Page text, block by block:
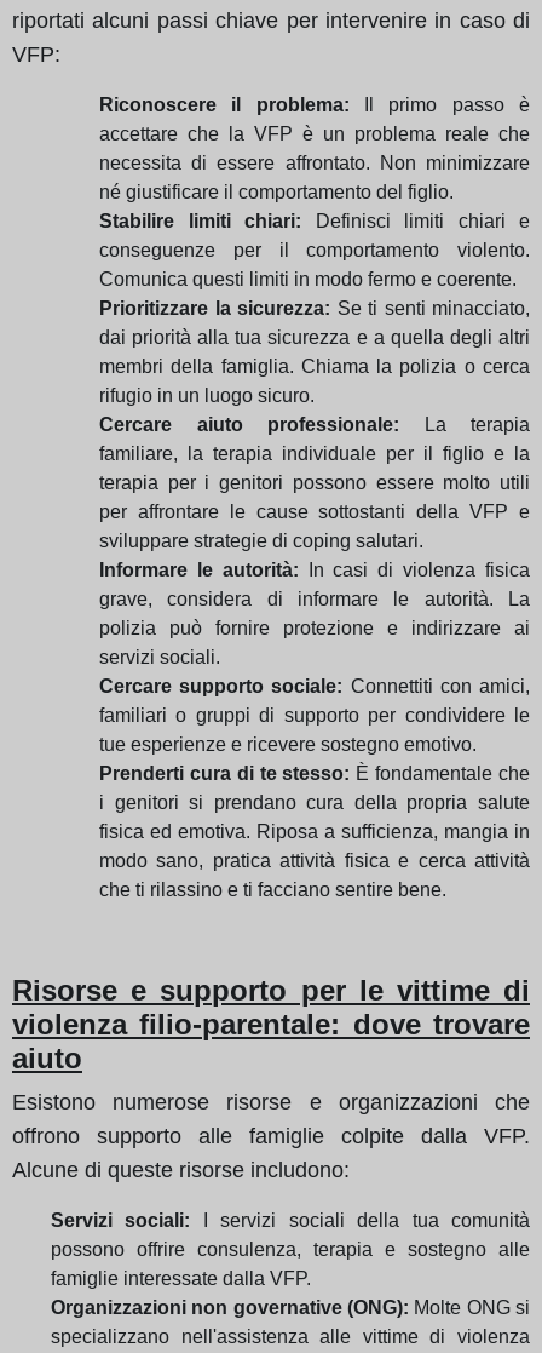
riportati alcuni passi chiave per intervenire in caso di
VFP:
Riconoscere il problema: Il primo passo è
accettare che la VFP è un problema reale che
necessita di essere affrontato. Non minimizzare
né giustificare il comportamento del figlio.
Stabilire limiti chiari: Definisci limiti chiari e
conseguenze per il comportamento violento.
Comunica questi limiti in modo fermo e coerente.
Prioritizzare la sicurezza: Se ti senti minacciato,
dai priorità alla tua sicurezza e a quella degli altri
membri della famiglia. Chiama la polizia o cerca
rifugio in un luogo sicuro.
Cercare aiuto professionale: La terapia
familiare, la terapia individuale per il figlio e la
terapia per i genitori possono essere molto utili
per affrontare le cause sottostanti della VFP e
sviluppare strategie di coping salutari.
Informare le autorità: In casi di violenza fisica
grave, considera di informare le autorità. La
polizia può fornire protezione e indirizzare ai
servizi sociali.
Cercare supporto sociale: Connettiti con amici,
familiari o gruppi di supporto per condividere le
tue esperienze e ricevere sostegno emotivo.
Prenderti cura di te stesso: È fondamentale che
i genitori si prendano cura della propria salute
fisica ed emotiva. Riposa a sufficienza, mangia in
modo sano, pratica attività fisica e cerca attività
che ti rilassino e ti facciano sentire bene.
Risorse e supporto per le vittime di
violenza filio-parentale: dove trovare
aiuto
Esistono numerose risorse e organizzazioni che
offrono supporto alle famiglie colpite dalla VFP.
Alcune di queste risorse includono:
Servizi sociali: I servizi sociali della tua comunità
possono offrire consulenza, terapia e sostegno alle
famiglie interessate dalla VFP.
Organizzazioni non governative (ONG): Molte ONG si
specializzano nell'assistenza alle vittime di violenza